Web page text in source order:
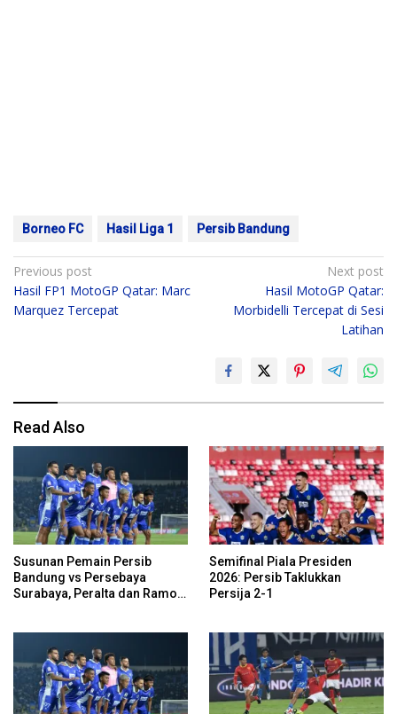
Borneo FC Hasil Liga 1 Persib Bandung
Post
navigation
Previous post
Hasil FP1 MotoGP Qatar: Marc
Marquez Tercepat
Next post
Hasil MotoGP Qatar:
Morbidelli Tercepat di Sesi
Latihan
Read Also
Susunan Pemain Persib
Bandung vs Persebaya
Surabaya, Peralta dan Ramon
Semifinal Piala Presiden
2026: Persib Taklukkan
Persija 2-1